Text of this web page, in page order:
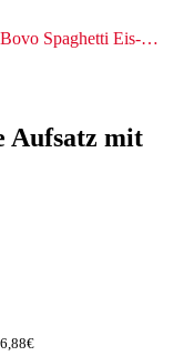
Spaghetti Eis-Presse Aufsatz mit Hebel
Aufsatz mit
€